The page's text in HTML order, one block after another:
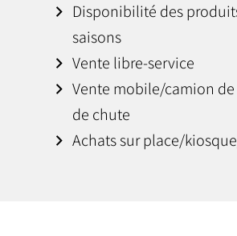
Disponibilité des
saisons
Vente libre-service
Vente mobile/camion
de chute
Achats sur place/